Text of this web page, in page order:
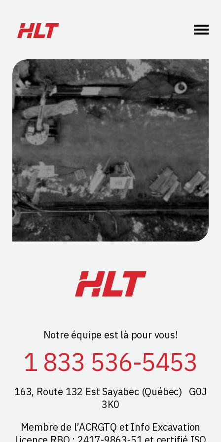
Notre équipe est là pour vous!
1 833 536-5453
163, Route 132 Est Sayabec (Québec) G0J
3K0
Membre de l’ACRGTQ et Info Excavation